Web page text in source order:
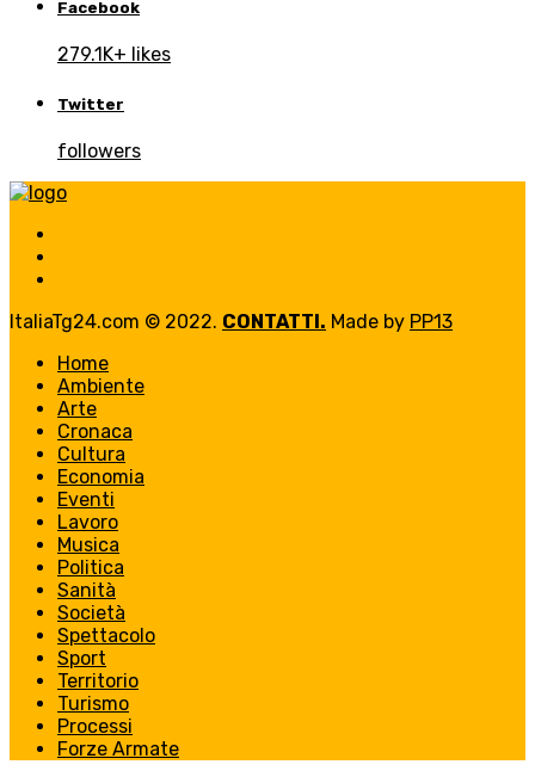
Facebook
279.1K+ likes
Twitter
followers
ItaliaTg24.com © 2022. CONTATTI. Made by PP13
Home
Ambiente
Arte
Cronaca
Cultura
Economia
Eventi
Lavoro
Musica
Politica
Sanità
Società
Spettacolo
Sport
Territorio
Turismo
Processi
Forze Armate